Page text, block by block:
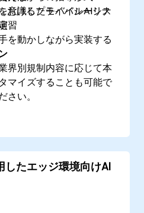
おけるプライバシーリス
意識したモバイルAIシナ
習
を動かしながら実装する
界別規制内容に応じて本
マイズすることも可能で
さい。
たエッジ環境向けAI